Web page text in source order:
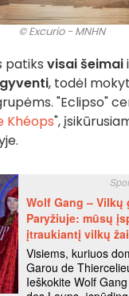
© Excurio - MNHN
patiks visai šeimai
, todėl
"Eclipso"
Khéops",